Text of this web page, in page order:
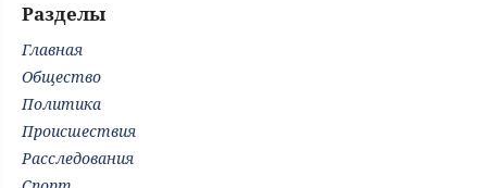
Разделы
Главная
Общество
Политика
Происшествия
Расследования